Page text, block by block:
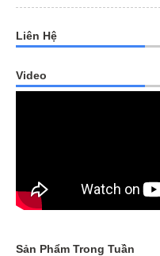
Liên Hệ
Video
Sản Phẩm Trong Tuần